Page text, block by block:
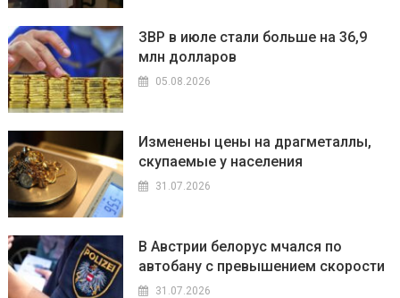
ЗВР в июле стали больше на 36,9
млн долларов
05.08.2026
Изменены цены на драгметаллы,
скупаемые у населения
31.07.2026
В Австрии белорус мчался по
автобану с превышением скорости
31.07.2026